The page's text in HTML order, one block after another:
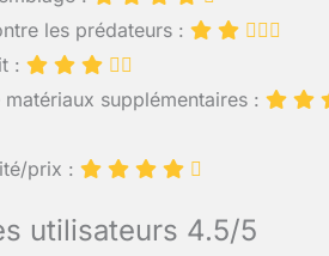
les prédateurs :
:
matériaux supplémentaires :
prix :
utilisateurs 4.5/5